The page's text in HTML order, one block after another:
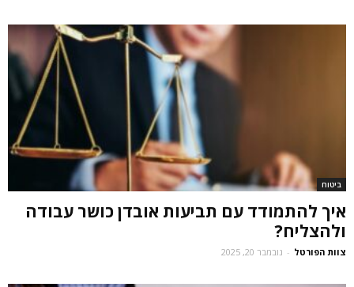
ביטוח
איך להתמודד עם תביעות אובדן כושר עבודה
ולהצליח?
צוות הפורטל - נובמבר 20, 2025